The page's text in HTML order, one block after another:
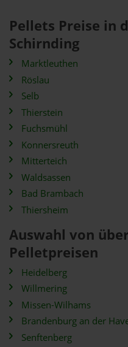
Pellets Preise in
Schirnding
Marktleuthen
Röslau
Selb
Thierstein
Fuchsmühl
Konnersreuth
Mitterteich
Waldsassen
Bad Brambach
Thiersheim
Auswahl von
Pelletpreisen
Heidelberg
Willmering
Missen-Wilhams
Brandenburg an der
Senftenberg